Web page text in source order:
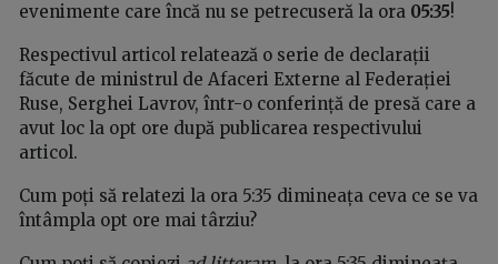
evenimente care încă nu se petrecuseră la ora 05:35!
Respectivul articol relatează o serie de declarații
făcute de ministrul de Afaceri Externe al Federației
Ruse, Serghei Lavrov, într-o conferință de presă care a
avut loc la opt ore după publicarea respectivului
articol.
Cum poți să relatezi la ora 5:35 dimineața ceva ce se va
întâmpla opt ore mai târziu?